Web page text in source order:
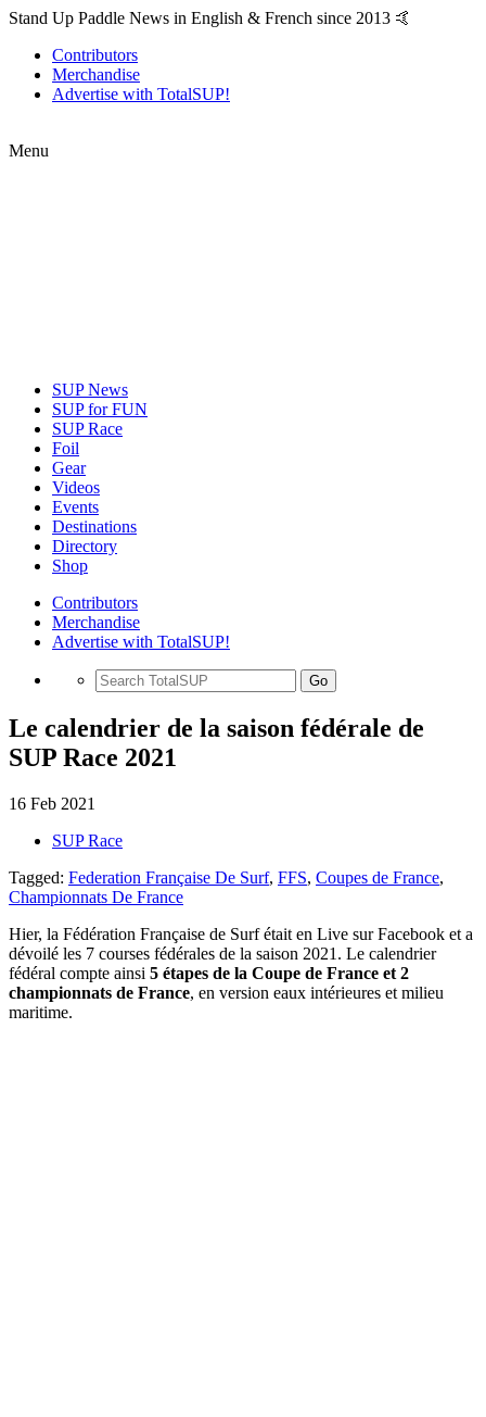
Stand Up Paddle News in English & French since 2013 🤙
Contributors
Merchandise
Advertise with TotalSUP!
Menu
SUP News
SUP for FUN
SUP Race
Foil
Gear
Videos
Events
Destinations
Directory
Shop
Contributors
Merchandise
Advertise with TotalSUP!
Go
Le calendrier de la saison fédérale de
SUP Race 2021
16 Feb 2021
SUP Race
Tagged: Federation Française De Surf, FFS, Coupes de France,
Championnats De France
Hier, la Fédération Française de Surf était en Live sur Facebook et a
dévoilé les 7 courses fédérales de la saison 2021. Le calendrier
fédéral compte ainsi 5 étapes de la Coupe de France et 2
championnats de France, en version eaux intérieures et milieu
maritime.